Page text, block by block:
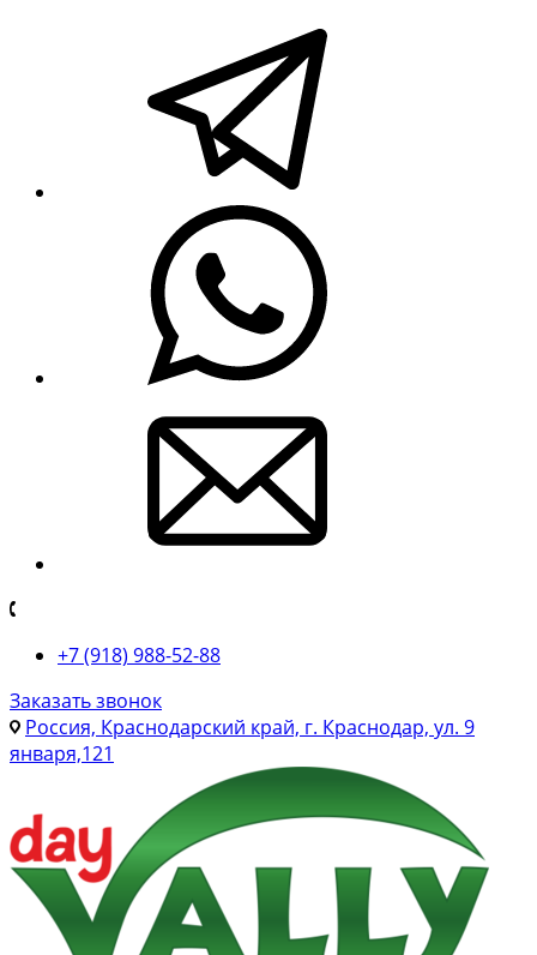
+7 (918) 988-52-88
Заказать звонок
Россия, Краснодарский край, г. Краснодар, ул. 9
января,121